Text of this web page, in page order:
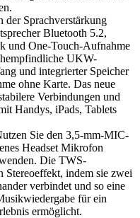
der Sprachverstärkung
Bluetooth 5.2,
One-Touch-Aufnahme
UKW-
und integrierter Speicher
ohne Karte. Das neue
Verbindungen und
Handys, iPads, Tablets
Sie den 3,5-mm-MIC-
Headset Mikrofon
Die TWS-
Stereoeffekt, indem sie zwei
verbindet und so eine
für ein
ermöglicht.